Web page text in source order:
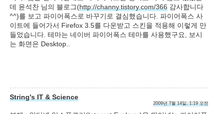
데 윤석찬 님의 블로그(http://channy.tistory.com/366 감사합니다
^^)를 보고 파이어폭스로 바꾸기로 결심했습니다. 파이어폭스 사
이트에 들어가서 Firefox 3.5를 다운받고 스킨을 적용해 이렇게 만
들었습니다. 테마는 네이버 파이어폭스 테마를 사용했구요, 보시
는 화면은 Desktop..
String's IT & Science
2009년 7월 14일, 1:19 오전